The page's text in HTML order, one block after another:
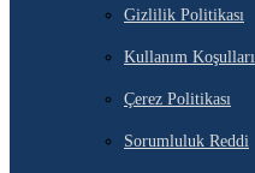
Gizlilik Politikası
Kullanım Koşulları
Çerez Politikası
Sorumluluk Reddi